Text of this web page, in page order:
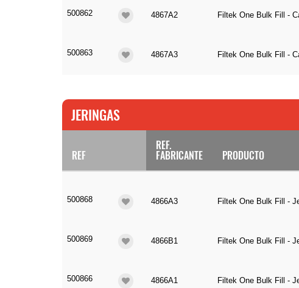
500862 4867A2 Filtek One Bulk Fill -
500863 4867A3 Filtek One Bulk Fill -
JERINGAS
REF
REF.
FABRICANTE PRODUCTO
500868 4866A3 Filtek One Bulk Fill -
500869 4866B1 Filtek One Bulk Fill -
500866 4866A1 Filtek One Bulk Fill -